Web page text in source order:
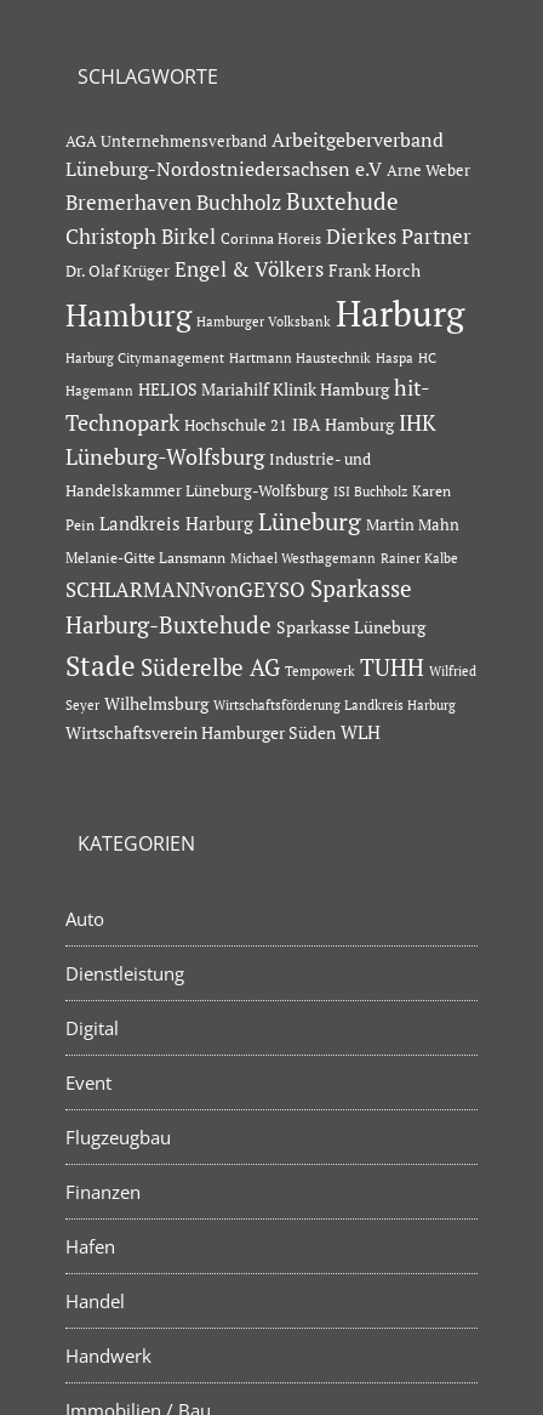
SCHLAGWORTE
AGA Unternehmensverband Arbeitgeberverband
Lüneburg-Nordostniedersachsen e.V Arne Weber
Bremerhaven Buchholz Buxtehude
Christoph Birkel Corinna Horeis Dierkes Partner
Dr. Olaf Krüger Engel & Völkers Frank Horch
Hamburg Hamburger Volksbank Harburg
Harburg Citymanagement Hartmann Haustechnik Haspa HC
Hagemann HELIOS Mariahilf Klinik Hamburg hit-
Technopark Hochschule 21 IBA Hamburg IHK
Lüneburg-Wolfsburg Industrie- und
Handelskammer Lüneburg-Wolfsburg ISI Buchholz Karen
Pein Landkreis Harburg Lüneburg Martin Mahn
Melanie-Gitte Lansmann Michael Westhagemann Rainer Kalbe
SCHLARMANNvonGEYSO Sparkasse
Harburg-Buxtehude Sparkasse Lüneburg
Stade Süderelbe AG Tempowerk TUHH Wilfried
Seyer Wilhelmsburg Wirtschaftsförderung Landkreis Harburg
Wirtschaftsverein Hamburger Süden WLH
KATEGORIEN
Auto
Dienstleistung
Digital
Event
Flugzeugbau
Finanzen
Hafen
Handel
Handwerk
Immobilien / Bau